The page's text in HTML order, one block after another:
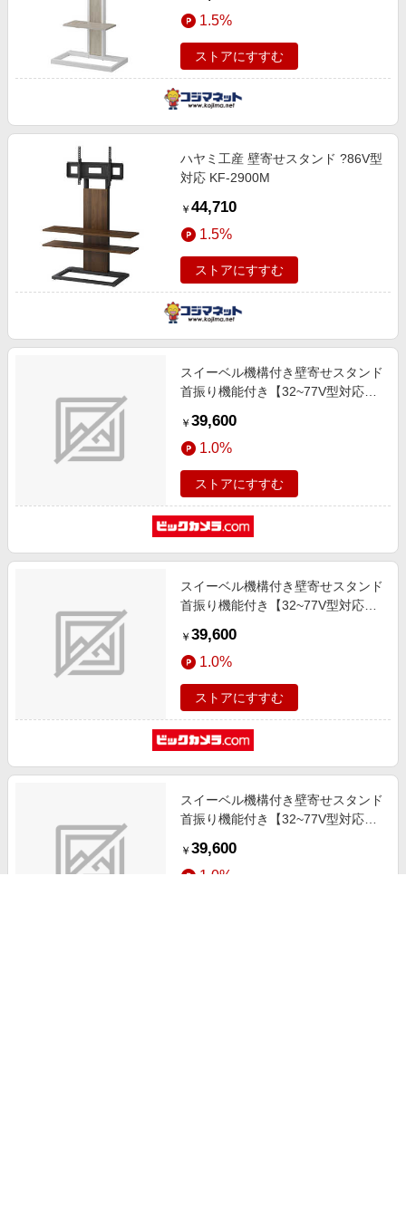
1.5%
ストアにすすむ
ハヤミ工産 壁寄せスタンド ?86V型
対応 KF-2900M
￥ 44,710
1.5%
ストアにすすむ
スイーベル機構付き壁寄せスタンド
首振り機能付き【32~77V型対応】
￥ 39,600
1.0%
ストアにすすむ
スイーベル機構付き壁寄せスタンド
首振り機能付き【32~77V型対応】
￥ 39,600
1.0%
ストアにすすむ
スイーベル機構付き壁寄せスタンド
首振り機能付き【32~77V型対応】
￥ 39,600
1.0%